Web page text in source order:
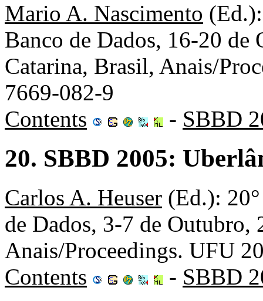
Mario A. Nascimento
Banco de Dados, 16-20
Catarina, Brasil, Anais/
7669-082-9
Contents
- SBBD
20. SBBD 2005:
Carlos A. Heuser (Ed.):
de Dados, 3-7 de
Anais/Proceedings. UFU
Contents
- SBBD